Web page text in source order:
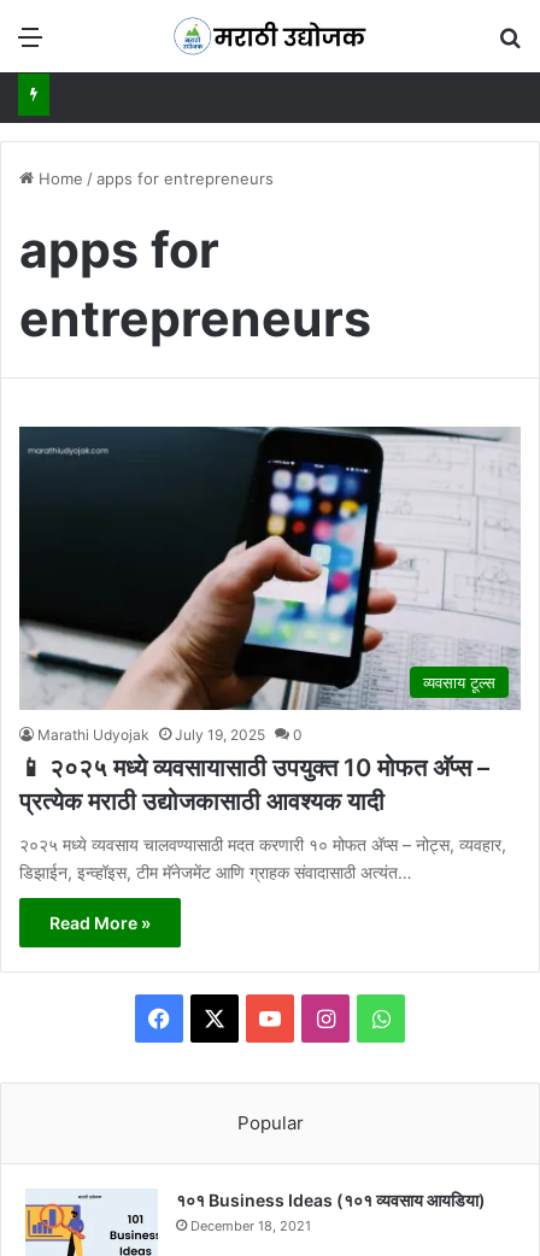
Menu
Home /apps for entrepreneurs
apps for
entrepreneurs
व्यवसाय टूल्स
Marathi Udyojak July 19, 2025 0
📱 २०२५ मध्ये व्यवसायासाठी उपयुक्त 10 मोफत अ‍ॅप्स –
प्रत्येक मराठी उद्योजकासाठी आवश्यक यादी
२०२५ मध्ये व्यवसाय चालवण्यासाठी मदत करणारी १० मोफत अ‍ॅप्स – नोट्स, व्यवहार,
डिझाईन, इन्व्हॉइस, टीम मॅनेजमेंट आणि ग्राहक संवादासाठी अत्यंत…
Read More »
Facebook YouTubeInstagramWhatsApp
Popular
१०१ Business Ideas (१०१ व्यवसाय आयडिया)
December 18, 2021